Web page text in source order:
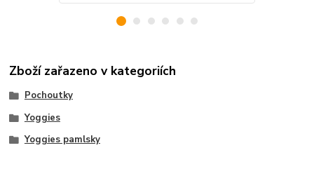
Zboží zařazeno v kategoriích
Pochoutky
Yoggies
Yoggies pamlsky